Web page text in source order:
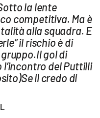
la lente
competitiva. Ma è
alla squadra. E
il rischio è di
gol di
del Puttilli
il credo di